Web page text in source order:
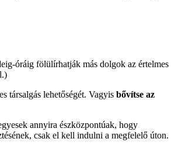
óráig fölülírhatják más dolgok az értelmes
társalgás lehetőségét. Vagyis bővítse az
annyira észközpontúak, hogy
csak el kell indulni a megfelelő úton.